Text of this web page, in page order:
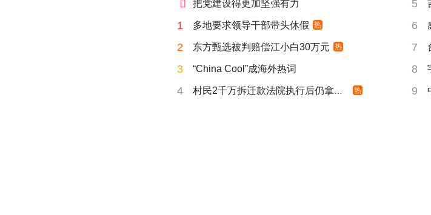
 把党建设得更加坚强有力 5
1 多地要求领导干部带头休假 热 6
2 东方甄选被判赔偿江小白30万元 热 7
3 “China Cool”成海外热词 8
4 村民2千万拆迁款法院执行后仍拿不到 热 9